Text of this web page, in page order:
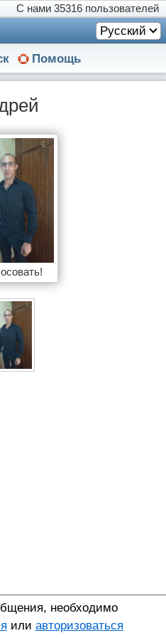
С нами 35316 пользователей
Русский
Помощь
необходимо
или авторизоваться